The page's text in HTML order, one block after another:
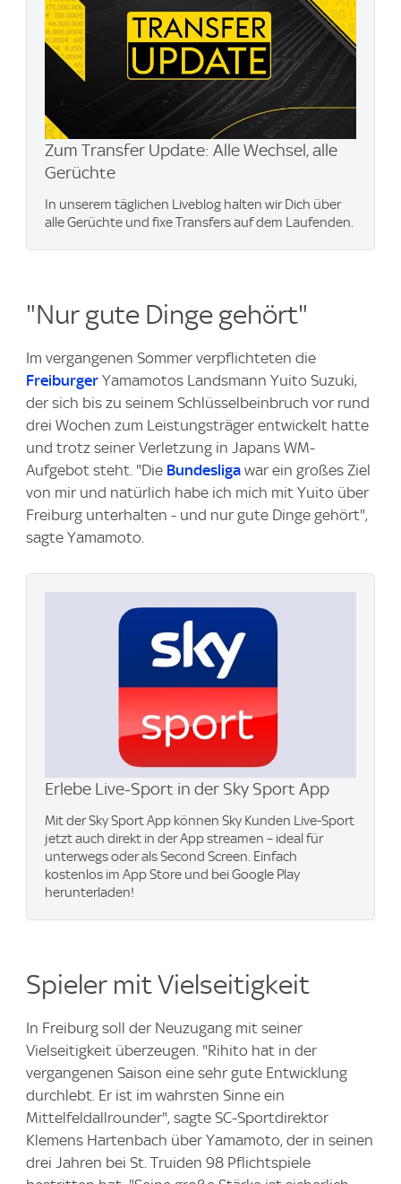
Zum Transfer Update: Alle Wechsel, alle
Gerüchte
In unserem täglichen Liveblog halten wir Dich über
alle Gerüchte und fixe Transfers auf dem Laufenden.
"Nur gute Dinge gehört"
Im vergangenen Sommer verpflichteten die
Freiburger Yamamotos Landsmann Yuito Suzuki,
der sich bis zu seinem Schlüsselbeinbruch vor rund
drei Wochen zum Leistungsträger entwickelt hatte
und trotz seiner Verletzung in Japans WM-
Aufgebot steht. "Die Bundesliga war ein großes Ziel
von mir und natürlich habe ich mich mit Yuito über
Freiburg unterhalten - und nur gute Dinge gehört",
sagte Yamamoto.
Erlebe Live-Sport in der Sky Sport App
Mit der Sky Sport App können Sky Kunden Live-Sport
jetzt auch direkt in der App streamen – ideal für
unterwegs oder als Second Screen. Einfach
kostenlos im App Store und bei Google Play
herunterladen!
Spieler mit Vielseitigkeit
In Freiburg soll der Neuzugang mit seiner
Vielseitigkeit überzeugen. "Rihito hat in der
vergangenen Saison eine sehr gute Entwicklung
durchlebt. Er ist im wahrsten Sinne ein
Mittelfeldallrounder", sagte SC-Sportdirektor
Klemens Hartenbach über Yamamoto, der in seinen
drei Jahren bei St. Truiden 98 Pflichtspiele